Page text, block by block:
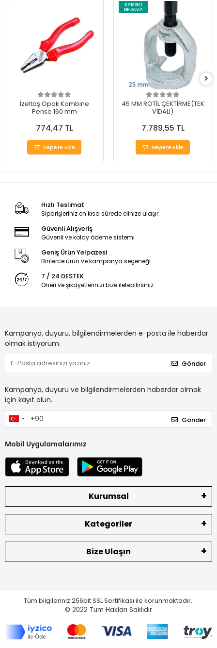
İzeltaş Opak Kombine
Pense 160 mm
774,47 TL
Sepete Ekle
KARGO
BEDAVA
45 MM ROTİL ÇEKTİRME(TEK
VİDALI)
7.789,55 TL
Sepete Ekle
Hızlı Teslimat
Siparişleriniz en kısa sürede elinize ulaşır.
Güvenli Alışveriş
Güvenli ve kolay ödeme sistemi
Geniş Ürün Yelpazesi
Binlerce ürün ve kampanya seçeneği
7 / 24 DESTEK
Öneri ve şikayetlerinizi bize iletebilirsiniz.
Kampanya, duyuru, bilgilendirmelerden e-posta ile haberdar
olmak istiyorum.
Gönder
Kampanya, duyuru ve bilgilendirmelerden haberdar olmak
için kayıt olun.
Gönder
Mobil Uygulamalarımız
Kurumsal
Kategoriler
Bize Ulaşın
Tüm bilgileriniz 256bit SSL Sertifikası ile korunmaktadır.
© 2022 Tüm Hakları Saklıdır